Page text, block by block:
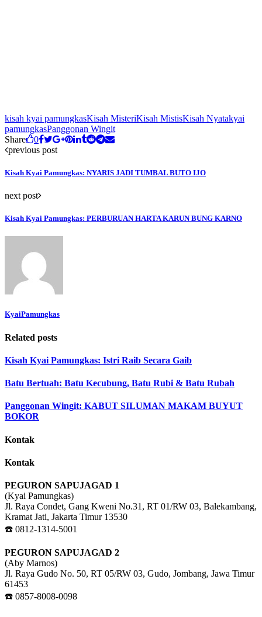
kisah kyai pamungkasKisah MisteriKisah MistisKisah Nyatakyai
pamungkasPanggonan Wingit
Share
0
previous post
Kisah Kyai Pamungkas: NYARIS JADI TUMBAL BUTO IJO
next post
Kisah Kyai Pamungkas: PERBURUAN HARTA KARUN BUNG KARNO
KyaiPamungkas
Related posts
Kisah Kyai Pamungkas: Istri Raib Secara Gaib
Batu Bertuah: Batu Kecubung, Batu Rubi & Batu Rubah
Panggonan Wingit: KABUT SILUMAN MAKAM BUYUT
BOKOR
Kontak
Kontak
PEGURON SAPUJAGAD 1
(Kyai Pamungkas)
Jl. Raya Condet, Gang Kweni No.31, RT 01/RW 03, Balekambang,
Kramat Jati, Jakarta Timur 13530
☎️ 0812-1314-5001
PEGURON SAPUJAGAD 2
(Aby Marnos)
Jl. Raya Gudo No. 50, RT 05/RW 03, Gudo, Jombang, Jawa Timur
61453
☎️ 0857-8008-0098